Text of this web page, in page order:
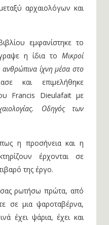
αρχαιολόγων και
εμφανίστηκε το
η ίδια το Μικροί
ανθρώπινα ίχνη μέσα στο
και επιμελήθηκε
Francis Dieulafait με
Οδηγός των
η προσήνεια και η
έρχονται σε
της έργο.
ρωτήσω πρώτα, από
σε μια ψαροταβέρνα,
έχει ψάρια, έχει και